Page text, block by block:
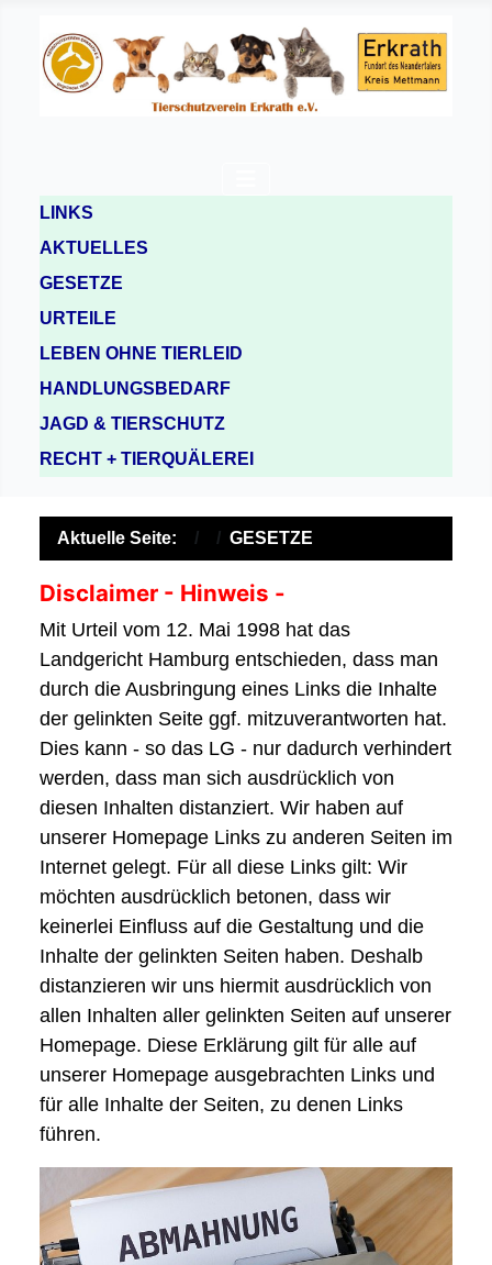
LINKS
AKTUELLES
GESETZE
URTEILE
LEBEN OHNE TIERLEID
HANDLUNGSBEDARF
JAGD & TIERSCHUTZ
RECHT + TIERQUÄLEREI
Aktuelle Seite: GESETZE
Disclaimer - Hinweis -
Mit Urteil vom 12. Mai 1998 hat das
Landgericht Hamburg entschieden, dass man
durch die Ausbringung eines Links die Inhalte
der gelinkten Seite ggf. mitzuverantworten hat.
Dies kann - so das LG - nur dadurch verhindert
werden, dass man sich ausdrücklich von
diesen Inhalten distanziert. Wir haben auf
unserer Homepage Links zu anderen Seiten im
Internet gelegt. Für all diese Links gilt: Wir
möchten ausdrücklich betonen, dass wir
keinerlei Einfluss auf die Gestaltung und die
Inhalte der gelinkten Seiten haben. Deshalb
distanzieren wir uns hiermit ausdrücklich von
allen Inhalten aller gelinkten Seiten auf unserer
Homepage. Diese Erklärung gilt für alle auf
unserer Homepage ausgebrachten Links und
für alle Inhalte der Seiten, zu denen Links
führen.